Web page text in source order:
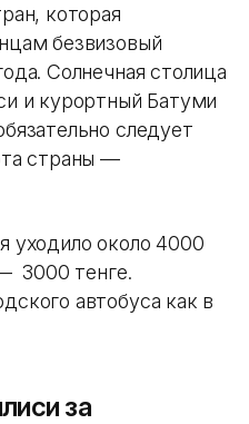
которая
безвизовый
Солнечная столица
и курортный Батуми
следует
страны —
уходило около 4000
3000 тенге.
автобуса как в
за